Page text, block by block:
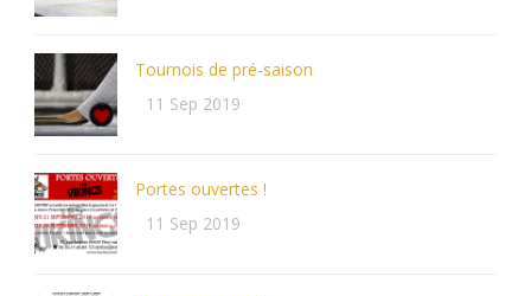
Tournois de pré-saison
11 Sep 2019
Portes ouvertes !
11 Sep 2019